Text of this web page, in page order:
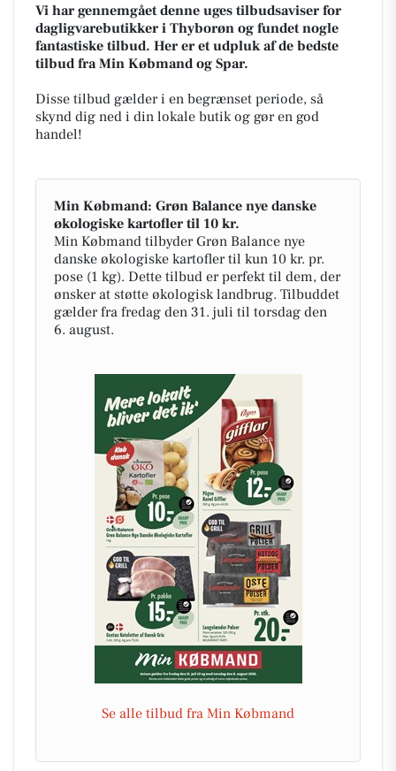
Vi har gennemgået denne uges tilbudsaviser for
dagligvarebutikker i Thyborøn og fundet nogle
fantastiske tilbud. Her er et udpluk af de bedste
tilbud fra Min Købmand og Spar.
Disse tilbud gælder i en begrænset periode, så
skynd dig ned i din lokale butik og gør en god
handel!
Min Købmand: Grøn Balance nye danske
økologiske kartofler til 10 kr.
Min Købmand tilbyder Grøn Balance nye
danske økologiske kartofler til kun 10 kr. pr.
pose (1 kg). Dette tilbud er perfekt til dem, der
ønsker at støtte økologisk landbrug. Tilbuddet
gælder fra fredag den 31. juli til torsdag den
6. august.
Se alle tilbud fra Min Købmand